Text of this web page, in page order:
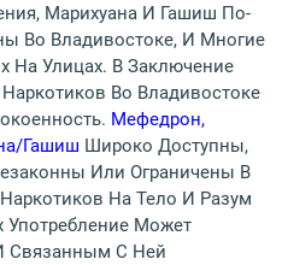
Марихуана И Гашиш По-
Во Владивостоке, И Многие
На Улицах. В Заключение
Во Владивостоке
Мефедрон,
гашиш Широко Доступны,
Или Ограничены В
На Тело И Разум
Может
Связанным С Ней